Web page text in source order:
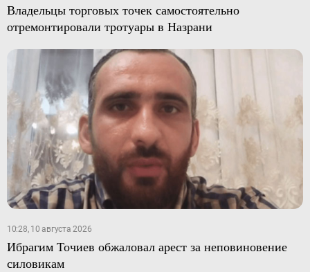
Владельцы торговых точек самостоятельно
отремонтировали тротуары в Назрани
10:28, 10 августа 2026
Ибрагим Точиев обжаловал арест за неповиновение
силовикам